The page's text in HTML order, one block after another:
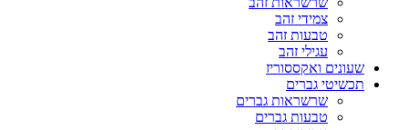
צמידי זהב
טבעות זהב
עגילי זהב
שעונים ואקססוריז
תכשיטי גברים
שרשראות גברים
טבעות גברים